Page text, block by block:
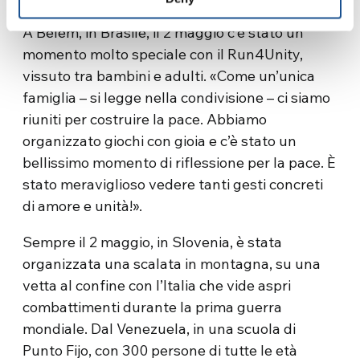
A Belém, in Brasile, il 2 maggio c’è stato un
momento molto speciale con il Run4Unity,
vissuto tra bambini e adulti. «Come un’unica
famiglia – si legge nella condivisione – ci siamo
riuniti per costruire la pace. Abbiamo
organizzato giochi con gioia e c’è stato un
bellissimo momento di riflessione per la pace. È
stato meraviglioso vedere tanti gesti concreti
di amore e unità!».
Sempre il 2 maggio, in Slovenia, è stata
organizzata una scalata in montagna, su una
vetta al confine con l’Italia che vide aspri
combattimenti durante la prima guerra
mondiale. Dal Venezuela, in una scuola di
Punto Fijo, con 300 persone di tutte le età